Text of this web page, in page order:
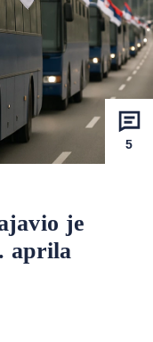
5
je
aprila